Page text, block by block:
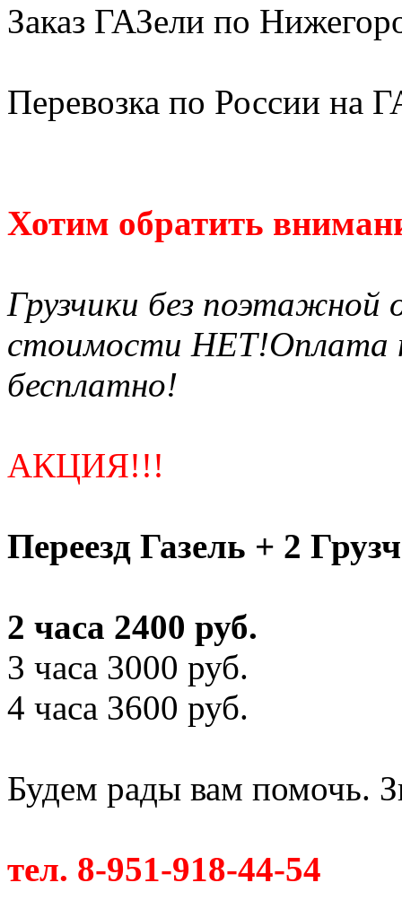
Заказ ГАЗели по
Перевозка по России на
Хотим обратить
Грузчики без
стоимости НЕТ!Оплата
бесплатно!
АКЦИЯ!!!
Переезд Газель + 2
2 часа 2400 руб.
3 часа 3000 руб.
4 часа 3600 руб.
Будем рады вам помочь.
тел. 8-951-918-44-54